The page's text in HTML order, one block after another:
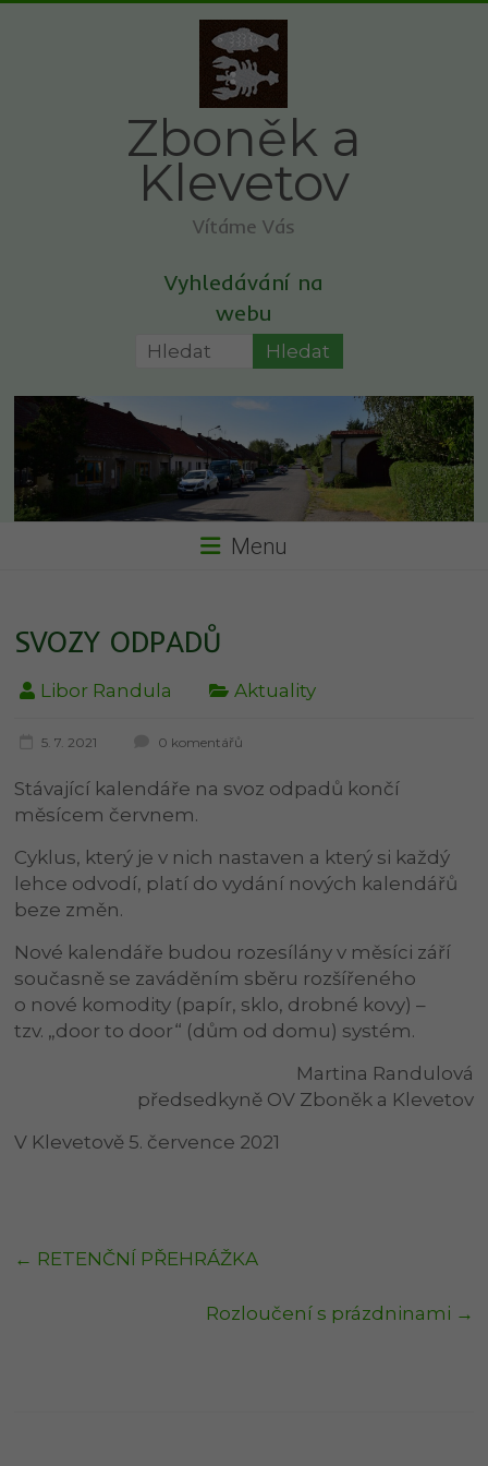
Zboněk a
Klevetov
Vítáme Vás
Vyhledávání na
webu
Menu
SVOZY ODPADŮ
Libor Randula Aktuality
5. 7. 2021 0 komentářů
Stávající kalendáře na svoz odpadů končí
měsícem červnem.
Cyklus, který je v nich nastaven a který si každý
lehce odvodí, platí do vydání nových kalendářů
beze změn.
Nové kalendáře budou rozesílány v měsíci září
současně se zaváděním sběru rozšířeného
o nové komodity (papír, sklo, drobné kovy) –
tzv. „door to door“ (dům od domu) systém.
Martina Randulová
předsedkyně OV Zboněk a Klevetov
V Klevetově 5. července 2021
← RETENČNÍ PŘEHRÁŽKA
Rozloučení s prázdninami →